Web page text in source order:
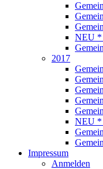
NEU *
2017
NEU *
Impressum
Anmelden